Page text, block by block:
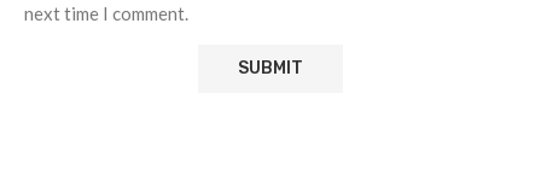
next time I comment.